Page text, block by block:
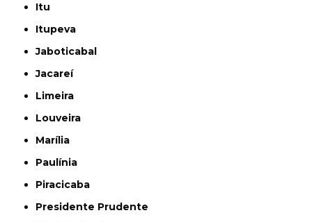
Itu
Itupeva
Jaboticabal
Jacareí
Limeira
Louveira
Marília
Paulínia
Piracicaba
Presidente Prudente